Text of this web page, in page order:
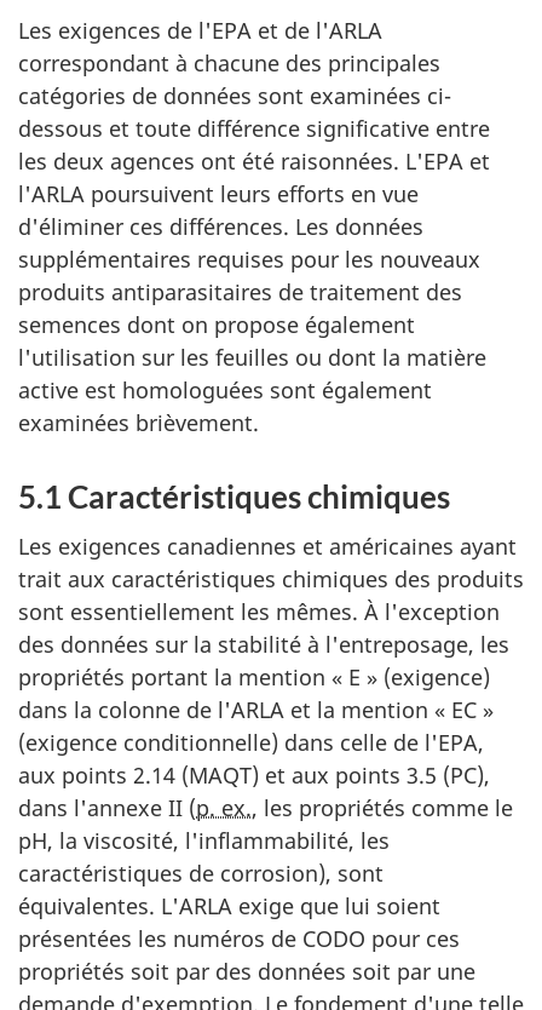
Les exigences de l'EPA et de l'ARLA
correspondant à chacune des principales
catégories de données sont examinées ci-
dessous et toute différence significative entre
les deux agences ont été raisonnées. L'EPA et
l'ARLA poursuivent leurs efforts en vue
d'éliminer ces différences. Les données
supplémentaires requises pour les nouveaux
produits antiparasitaires de traitement des
semences dont on propose également
l'utilisation sur les feuilles ou dont la matière
active est homologuées sont également
examinées brièvement.
5.1 Caractéristiques chimiques
Les exigences canadiennes et américaines ayant
trait aux caractéristiques chimiques des produits
sont essentiellement les mêmes. À l'exception
des données sur la stabilité à l'entreposage, les
propriétés portant la mention « E » (exigence)
dans la colonne de l'ARLA et la mention « EC »
(exigence conditionnelle) dans celle de l'EPA,
aux points 2.14 (MAQT) et aux points 3.5 (PC),
dans l'annexe II (p. ex., les propriétés comme le
pH, la viscosité, l'inflammabilité, les
caractéristiques de corrosion), sont
équivalentes. L'ARLA exige que lui soient
présentées les numéros de CODO pour ces
propriétés soit par des données soit par une
demande d'exemption. Le fondement d'une telle